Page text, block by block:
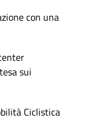
con una
sui
Ciclistica